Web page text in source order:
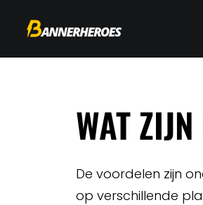
WAT
De voordelen zijn
op verschillende